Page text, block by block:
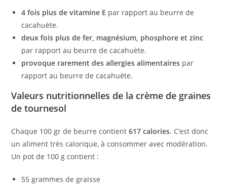
4 fois plus de vitamine E par rapport au beurre de
cacahuète.
deux fois plus de fer, magnésium, phosphore et zinc
par rapport au beurre de cacahuète.
provoque rarement des allergies alimentaires par
rapport au beurre de cacahuète.
Valeurs nutritionnelles de la crème de graines
de tournesol
Chaque 100 gr de beurre contient617 calories. C’est donc
un aliment très calorique, à consommer avec modération.
Un pot de 100 g contient :
55 grammes de graisse